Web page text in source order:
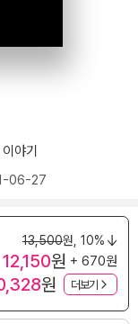
야기
06-27
13,500원, 10%
12,150원 + 670원
원 더보기